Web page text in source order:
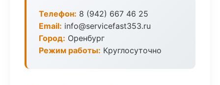
Телефон: 8 (942) 667 46 25
Email: info@servicefast353.ru
Город: Оренбург
Режим работы: Круглосуточно